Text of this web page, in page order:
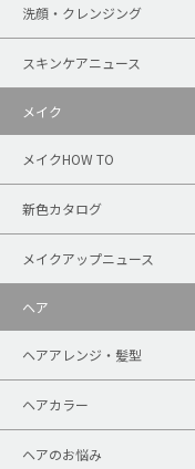
洗顔・クレンジング
スキンケアニュース
メイク
メイクHOW TO
新色カタログ
メイクアップニュース
ヘア
ヘアアレンジ・髪型
ヘアカラー
ヘアのお悩み